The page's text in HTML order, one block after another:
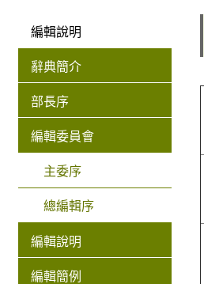
編輯說明
辭典簡介
部長序
編輯委員會
主委序
總編輯序
編輯說明
編輯簡例